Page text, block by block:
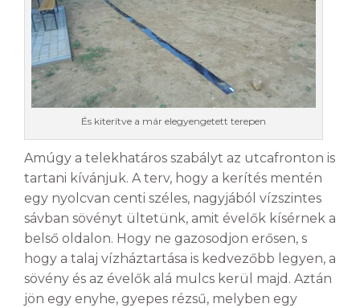
És kiterítve a már elegyengetett terepen
Amúgy a telekhatáros szabályt az utcafronton is
tartani kívánjuk. A terv, hogy a kerítés mentén
egy nyolcvan centi széles, nagyjából vízszintes
sávban sövényt ültetünk, amit évelők kísérnek a
belső oldalon. Hogy ne gazosodjon erősen, s
hogy a talaj vízháztartása is kedvezőbb legyen, a
sövény és az évelők alá mulcs kerül majd. Aztán
jön egy enyhe, gyepes rézsű, melyben egy